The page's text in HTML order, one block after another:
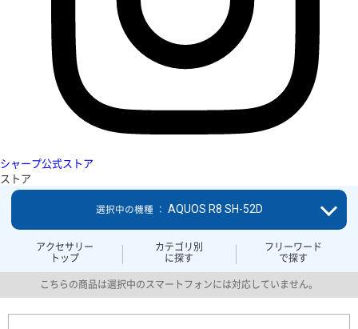
シャープ公式ストア
ストア
アクセサリー
トップ
カテゴリ別
に探す
フリーワード
で探す
選択中の機種 ： AQUOS R8 SH-52D
こちらの商品は選択中のスマートフォンには対応していません。